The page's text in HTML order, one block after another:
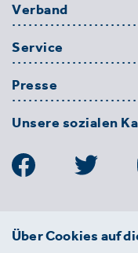
Verband
Service
Presse
Unsere sozialen
BDE
Über Cookies auf